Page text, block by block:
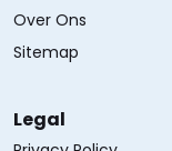
Over Ons
Sitemap
Legal